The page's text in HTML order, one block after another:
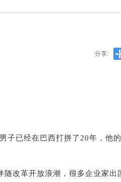
分享:
已经在巴西打拼了20年，他
改革开放浪潮，很多企业家出